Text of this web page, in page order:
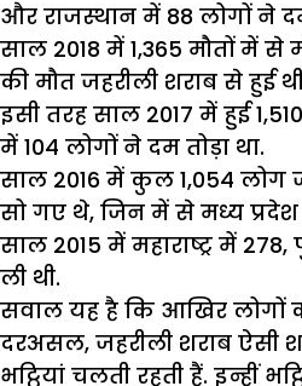
और राजस्थान में 88 लोगों ने
साल 2018 में 1,365 मौतों में से
की मौत जहरीली शराब से हुई
इसी तरह साल 2017 में हुई
में 104 लोगों ने दम तोड़ा था.
साल 2016 में कुल 1,054 लोग
सो गए थे, जिन में से मध्य प्रदेश
साल 2015 में महाराष्ट्र में
ली थी.
सवाल यह है कि आखिर लोगों
दरअसल, जहरीली शराब ऐसी
भट्ठियां चलती रहती हैं. इन्हीं